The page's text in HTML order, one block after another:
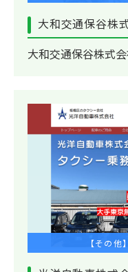
大和交通保谷株
大和交通保谷株式
【その